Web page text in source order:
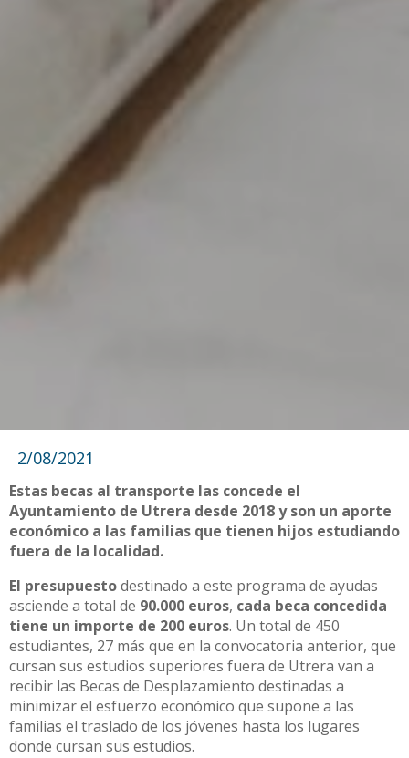
2/08/2021
Estas becas al transporte las concede el
Ayuntamiento de Utrera desde 2018 y son un aporte
económico a las familias que tienen hijos estudiando
fuera de la localidad.
El presupuestodestinado a este programa de ayudas
asciende a total de 90.000 euros, cada beca concedida
tiene un importe de 200 euros. Un total de 450
estudiantes, 27 más que en la convocatoria anterior, que
cursan sus estudios superiores fuera de Utrera van a
recibir las Becas de Desplazamiento destinadas a
minimizar el esfuerzo económico que supone a las
familias el traslado de los jóvenes hasta los lugares
donde cursan sus estudios.